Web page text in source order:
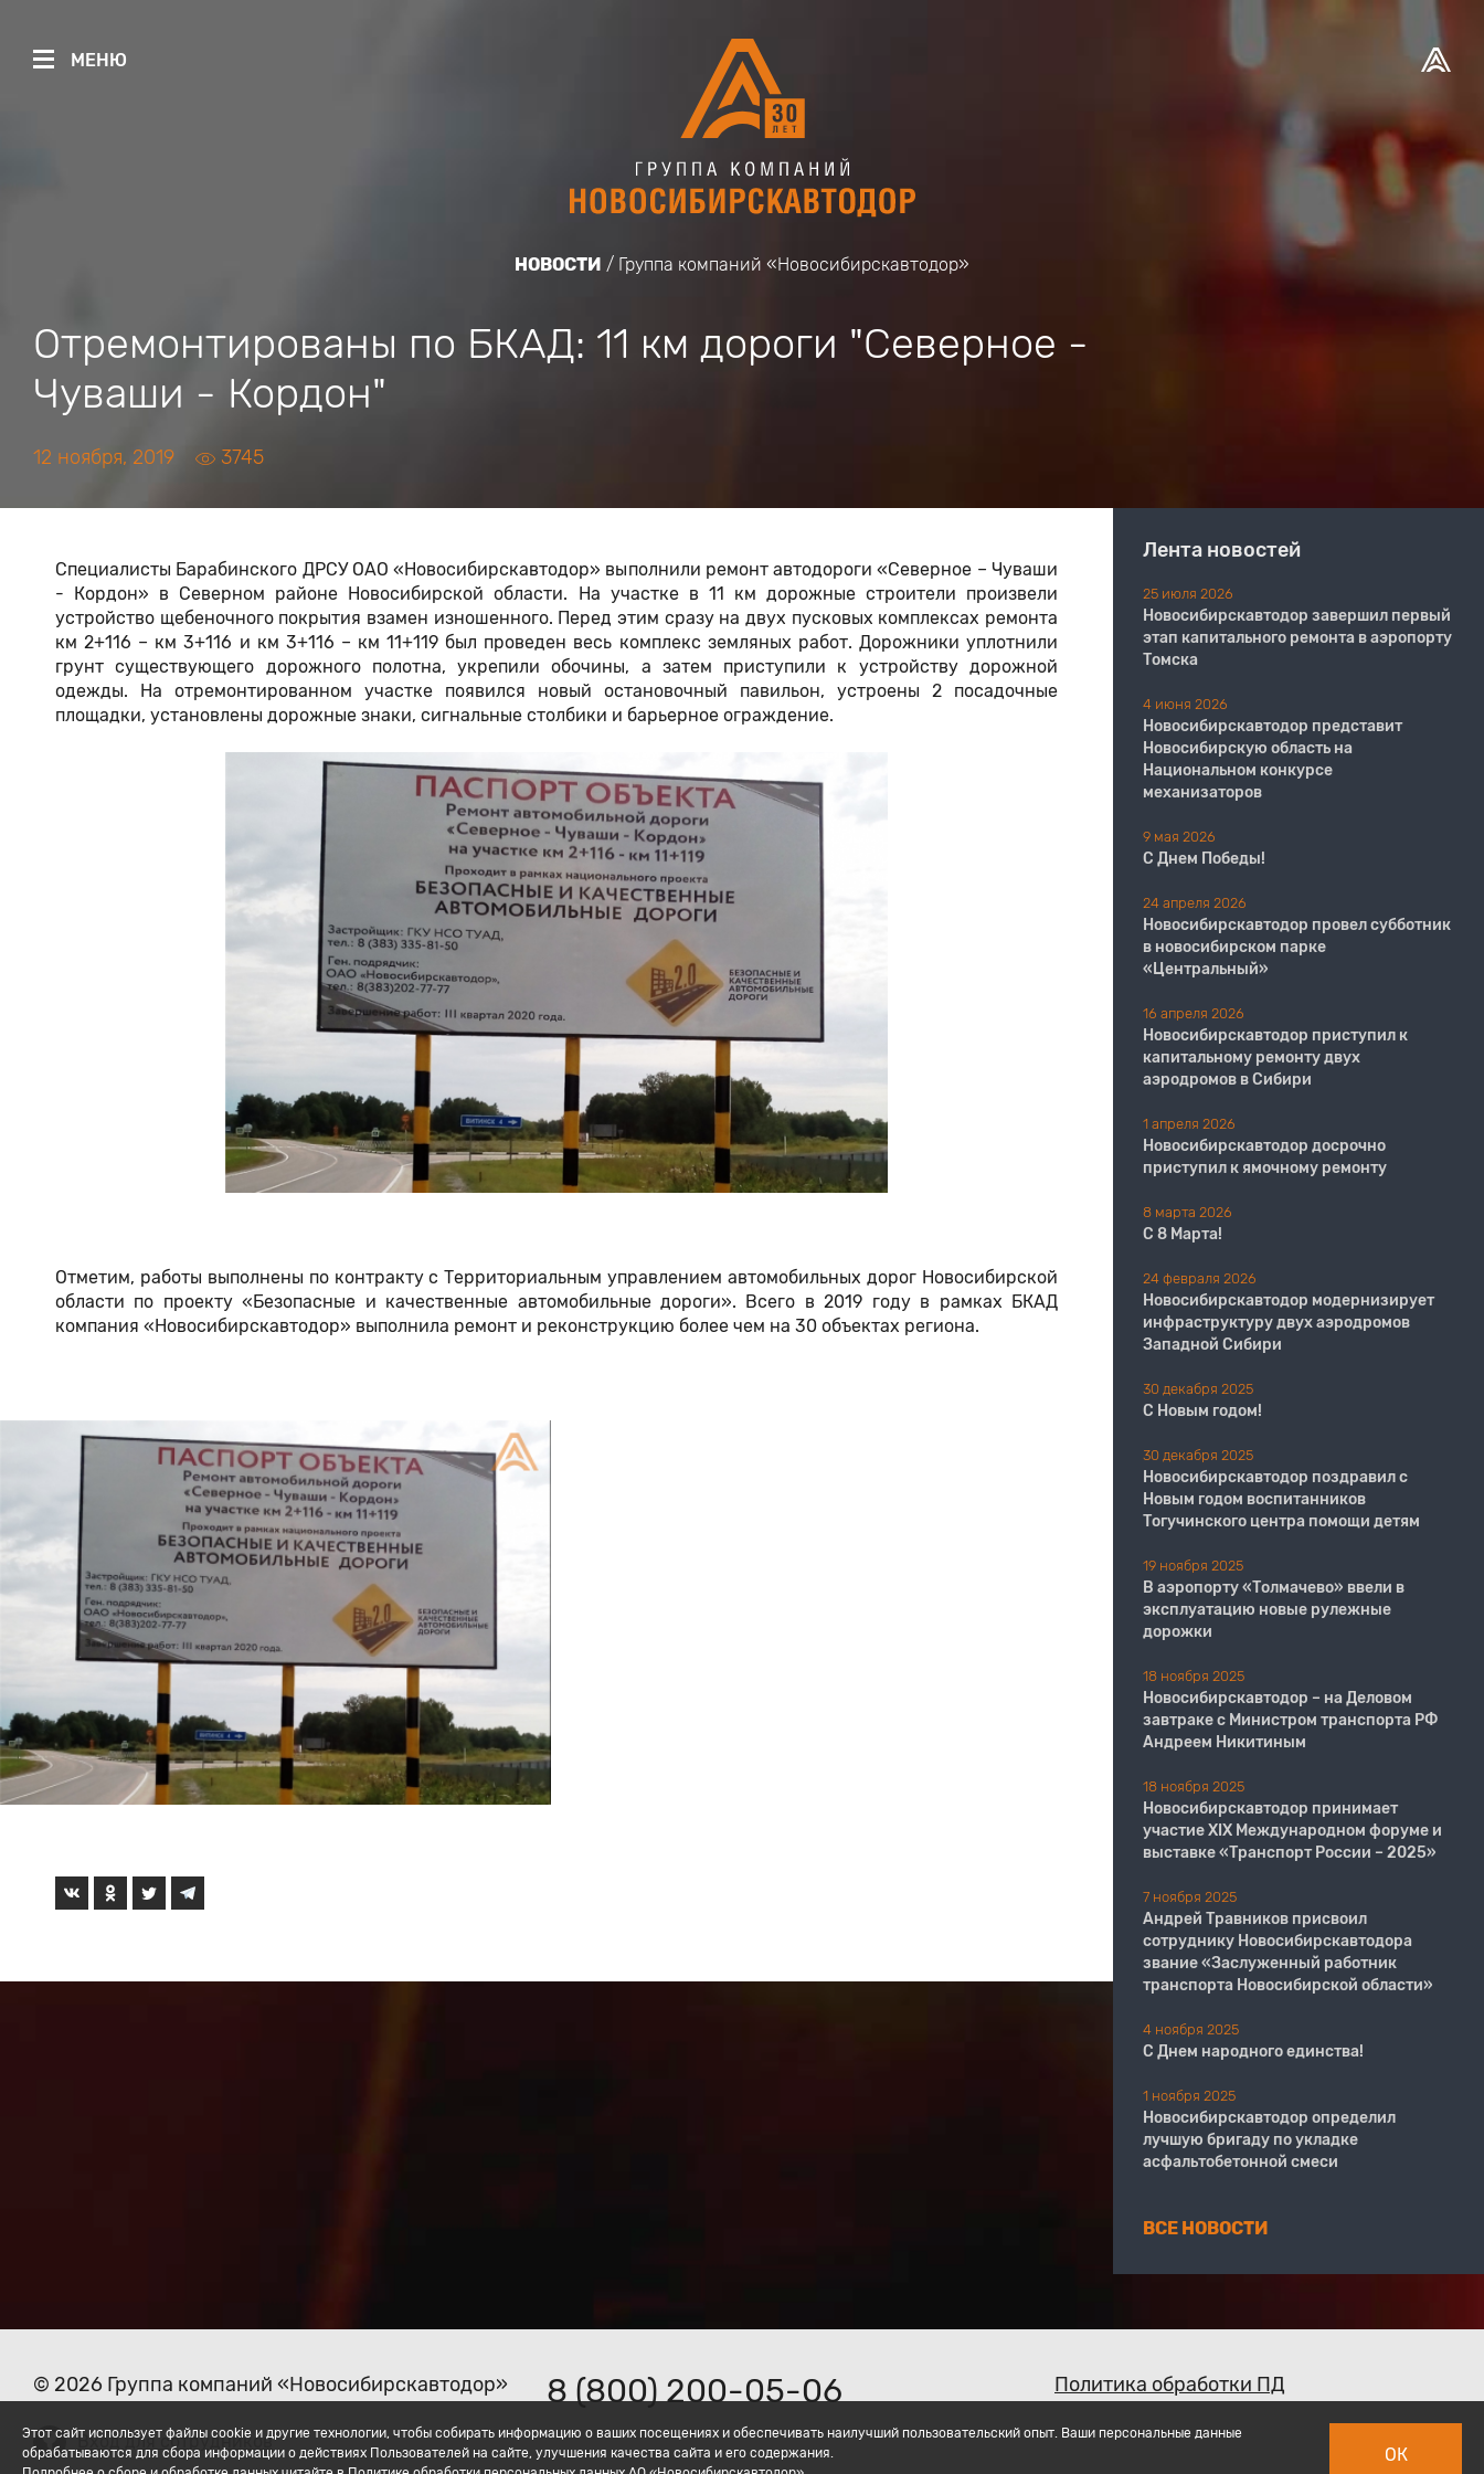
МЕНЮ
НОВОСТИ Группа компаний «Новосибирскавтодор»
Отремонтированы по БКАД: 11 км дороги "Северное -
Чуваши - Кордон"
12 ноября, 2019 3745
Специалисты Барабинского ДРСУ ОАО «Новосибирскавтодор» выполнили ремонт автодороги «Северное – Чуваши
- Кордон» в Северном районе Новосибирской области. На участке в 11 км дорожные строители произвели
устройство щебеночного покрытия взамен изношенного. Перед этим сразу на двух пусковых комплексах ремонта
км 2+116 – км 3+116 и км 3+116 – км 11+119 был проведен весь комплекс земляных работ. Дорожники уплотнили
грунт существующего дорожного полотна, укрепили обочины, а затем приступили к устройству дорожной
одежды. На отремонтированном участке появился новый остановочный павильон, устроены 2 посадочные
площадки, установлены дорожные знаки, сигнальные столбики и барьерное ограждение.
Отметим, работы выполнены по контракту с Территориальным управлением автомобильных дорог Новосибирской
области по проекту «Безопасные и качественные автомобильные дороги». Всего в 2019 году в рамках БКАД
компания «Новосибирскавтодор» выполнила ремонт и реконструкцию более чем на 30 объектах региона.
Лента новостей
25 июля 2026
Новосибирскавтодор завершил первый
этап капитального ремонта в аэропорту
Томска
4 июня 2026
Новосибирскавтодор представит
Новосибирскую область на
Национальном конкурсе
механизаторов
9 мая 2026
С Днем Победы!
24 апреля 2026
Новосибирскавтодор провел субботник
в новосибирском парке
«Центральный»
16 апреля 2026
Новосибирскавтодор приступил к
капитальному ремонту двух
аэродромов в Сибири
1 апреля 2026
Новосибирскавтодор досрочно
приступил к ямочному ремонту
8 марта 2026
С 8 Марта!
24 февраля 2026
Новосибирскавтодор модернизирует
инфраструктуру двух аэродромов
Западной Сибири
30 декабря 2025
С Новым годом!
30 декабря 2025
Новосибирскавтодор поздравил с
Новым годом воспитанников
Тогучинского центра помощи детям
19 ноября 2025
В аэропорту «Толмачево» ввели в
эксплуатацию новые рулежные
дорожки
18 ноября 2025
Новосибирскавтодор – на Деловом
завтраке с Министром транспорта РФ
Андреем Никитиным
18 ноября 2025
Новосибирскавтодор принимает
участие XIX Международном форуме и
выставке «Транспорт России – 2025»
7 ноября 2025
Андрей Травников присвоил
сотруднику Новосибирскавтодора
звание «Заслуженный работник
транспорта Новосибирской области»
4 ноября 2025
С Днем народного единства!
1 ноября 2025
Новосибирскавтодор определил
лучшую бригаду по укладке
асфальтобетонной смеси
ВСЕ НОВОСТИ
© 2026 Группа компаний «Новосибирскавтодор» 8 (800) 200-05-06 Политика обработки ПД
Вход для сотрудников
Этот сайт использует файлы cookie и другие технологии, чтобы собирать информацию о ваших посещениях и обеспечивать наилучший пользовательский опыт. Ваши персональные данные
обрабатываются для сбора информации о действиях Пользователей на сайте, улучшения качества сайта и его содержания.
ОК